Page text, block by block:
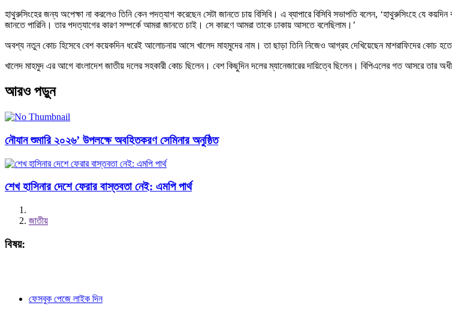
হাথুরুসিংহের জন্য অপেক্ষা না করলেও তিনি কেন পদত্যাগ করেছেন সেটা জানতে চায় বিসিবি। এ ব্যাপারে বিসিবি সভাপতি বলেন, ‘হাথুরুসিংহে যে
জানতে পারিনি। তার পদত্যাগের কারণ সম্পর্কে আমরা জানতে চাই। সে কারণে আমরা তাকে ঢাকায় আসতে বলেছিলাম।’
অবশ্য নতুন কোচ হিসেবে বেশ কয়েকদিন ধরেই আলোচনায় আসে খালেদ মাহমুদের নাম। তা ছাড়া তিনি নিজেও আগ্রহ দেখিয়েছেন মাশরাফিদের কোচ
খালেদ মাহমুদ এর আগে বাংলাদেশ জাতীয় দলের সহকারী কোচ ছিলেন। বেশ কিছুদিন দলের ম্যানেজারের দায়িত্বে ছিলেন। বিপিএলের গত আসরে তার
আরও পড়ুন
নৌযান শুমারি ২০২৬’ উপলক্ষে অবহিতকরণ সেমিনার অনুষ্ঠিত
শেখ হাসিনার দেশে ফেরার বাস্তবতা নেই: এমপি পার্থ
জাতীয়
বিষয়:
ফেসবুক পেজে লাইক দিন